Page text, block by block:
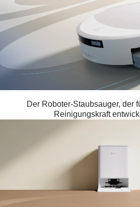
Der Roboter-Staubsauger, der
Reinigungskraft